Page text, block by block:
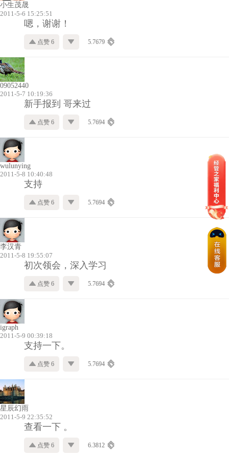
小生茂晟
2011-5-6 15:25:51
嗯，谢谢！
点赞 6 5.7679
09052440
2011-5-7 10:19:36
新手报到 哥来过
点赞 6 5.7694
wulunying
2011-5-8 10:40:48
支持
点赞 6 5.7694
李汉青
2011-5-8 19:55:07
初次领会，深入学习
点赞 6 5.7694
igraph
2011-5-9 00:39:18
支持一下。
点赞 6 5.7694
星辰幻雨
2011-5-9 22:35:52
查看一下 。
点赞 6 6.3812